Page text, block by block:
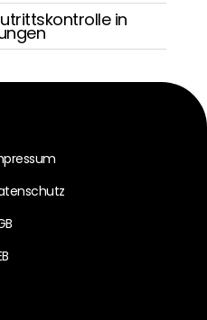
in